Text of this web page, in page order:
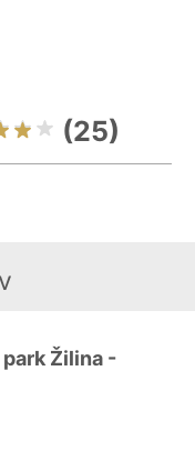
(25)
Žilina -